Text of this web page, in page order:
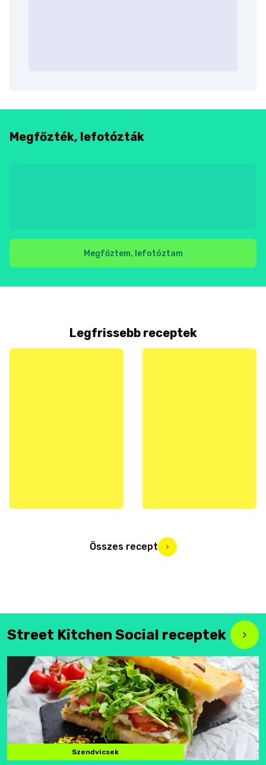
Megfőzték, lefotózták
Megfőztem, lefotóztam
Legfrissebb receptek
Összes recept
Street Kitchen Social receptek
Szendvicsek